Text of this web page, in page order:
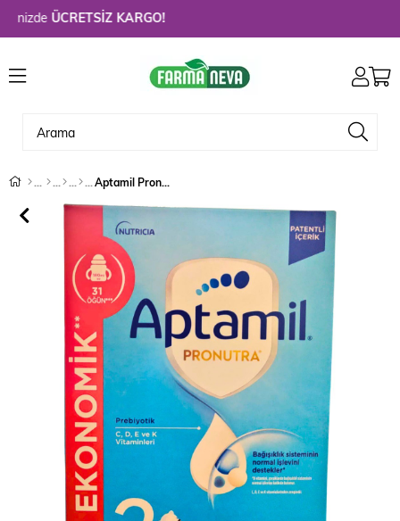
ÜCRETSİZ KARGO!
Aptamil Pronutra 2 Devam Sütü 900 gr - Ekonomik Paket